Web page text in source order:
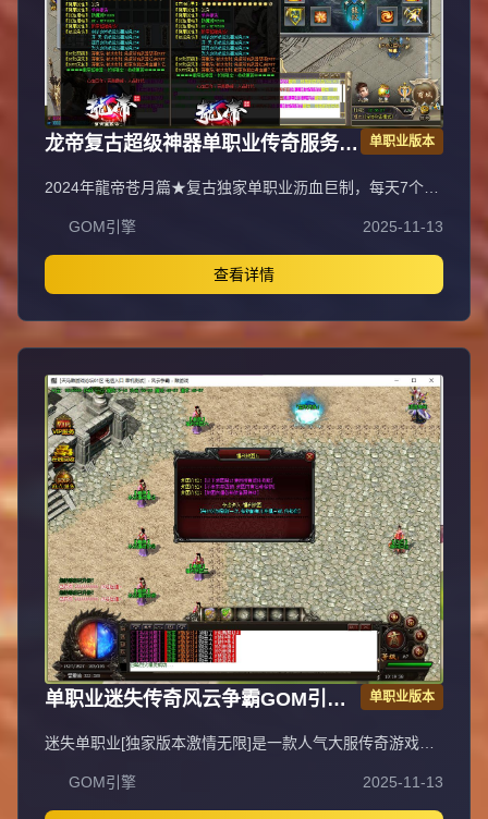
龙帝复古超级神器单职业传奇服务端
单职业版本
2024年龍帝苍月篇★复古独家单职业沥血巨制，每天7个新
点），1元=100000元宝+100荣誉+1000龍币+1充值点，无
合成所有装备全靠打，装备材料全爆让时间更值钱，新服合
区后攻城晚上统一拿沙奖励千元RMB，万元封挂网关严惩
外挂，六年老品牌长期良心服，老板玩家都能激情玩！
GOM引擎 2025-11-13
查看详情
单职业迷失传奇风云争霸GOM引擎
单职业版本
迷失单职业[独家版本激情无限]是一款人气大服传奇游戏，
一分钱即可畅玩，支持无线刷元宝、无充值直接领取顶赞，
封挂稳定长期，采用无GM管理模式。QQ①群：易玩版本
GOM引擎 2025-11-13